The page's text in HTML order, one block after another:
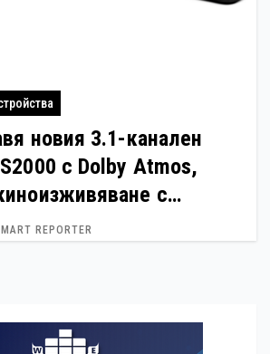
новия 3.1-канален
с Dolby Atmos,
с
звук
REPORTER